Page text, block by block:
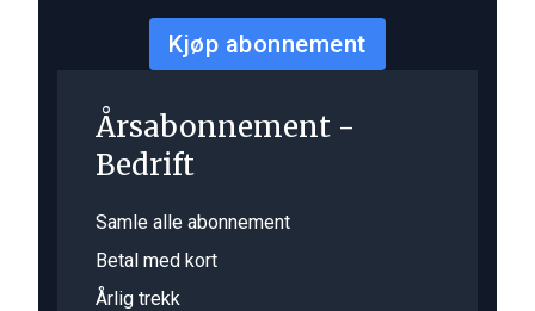
Kjøp abonnement
Årsabonnement -
Bedrift
Samle alle abonnement
Betal med kort
Årlig trekk